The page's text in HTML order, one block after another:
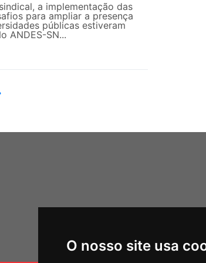
O nosso site usa
a implementação das
para ampliar a presença
públicas estiveram
ANDES-SN...